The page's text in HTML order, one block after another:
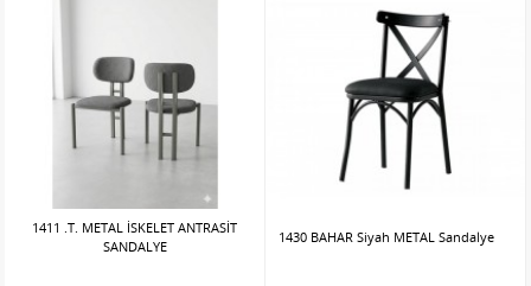
1411 .T. METAL İSKELET ANTRASİT
SANDALYE
1430 BAHAR Siyah METAL Sandalye